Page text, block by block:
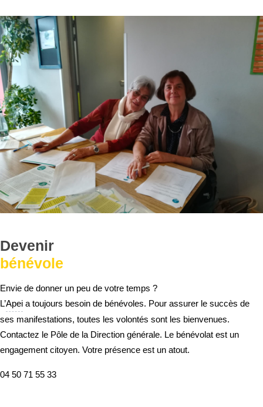
Devenir
bénévole
Envie de donner un peu de votre temps ?
L’Apei a toujours besoin de bénévoles. Pour assurer le succès de
ses manifestations, toutes les volontés sont les bienvenues.
Contactez le Pôle de la Direction générale. Le bénévolat est un
engagement citoyen. Votre présence est un atout.
04 50 71 55 33